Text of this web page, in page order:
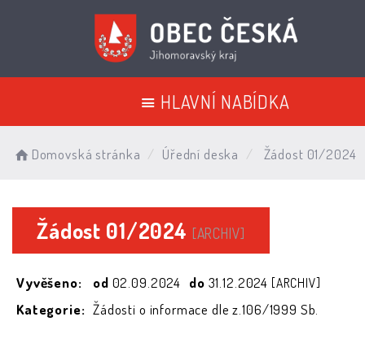
HLAVNÍ NABÍDKA
Domovská stránka Úřední deska Žádost 01/2024
Žádost 01/2024 [ARCHIV]
Vyvěšeno: od 02.09.2024 do 31.12.2024 [ARCHIV]
Kategorie: Žádosti o informace dle z.106/1999 Sb.